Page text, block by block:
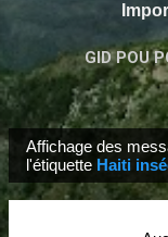
GID POU
TCHALA
M
e
Affichage des
l'étiquette Haiti